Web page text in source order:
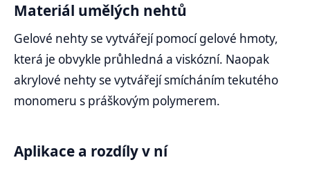
Materiál umělých nehtů
Gelové nehty se vytvářejí pomocí gelové hmoty,
která je obvykle průhledná a viskózní. Naopak
akrylové nehty se vytvářejí smícháním tekutého
monomeru s práškovým polymerem.
Aplikace a rozdíly v ní